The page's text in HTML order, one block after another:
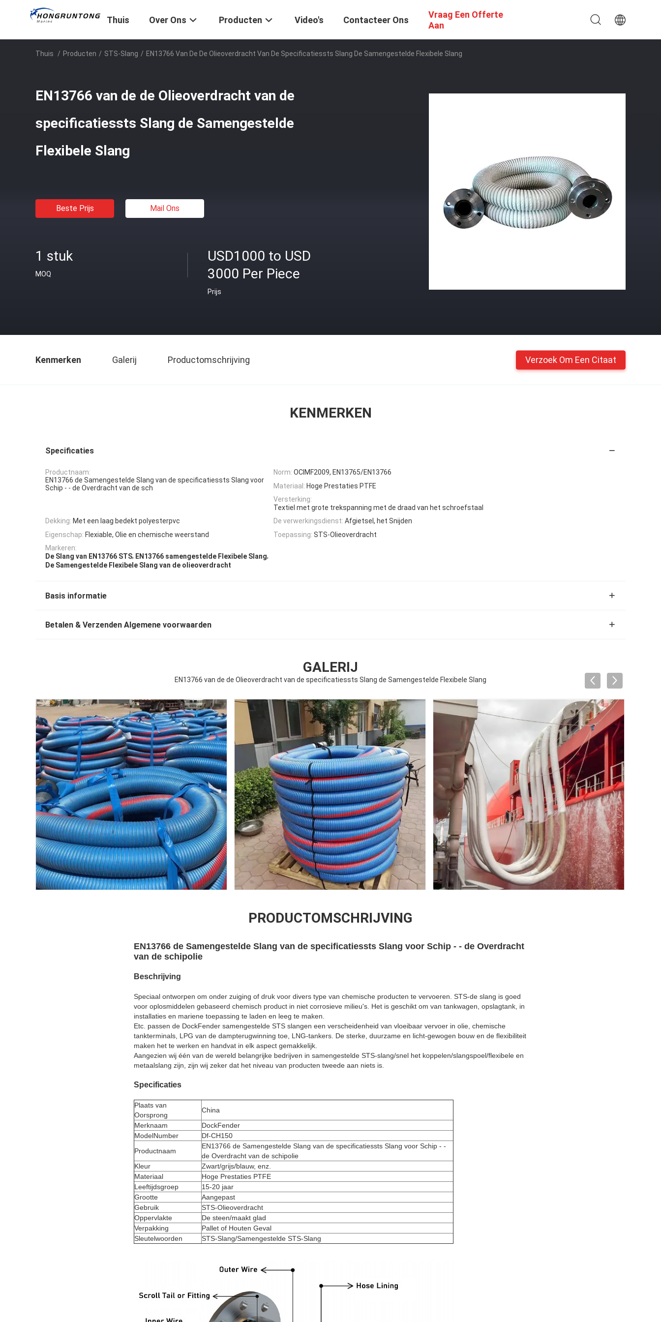
Thuis Over Ons Producten Video's Contacteer Ons
Vraag Een Offerte
Aan
Thuis / Producten / STS-Slang / EN13766 Van De De Olieoverdracht Van De Specificatiessts Slang De Samengestelde Flexibele Slang
EN13766 van de de Olieoverdracht van de
specificatiessts Slang de Samengestelde
Flexibele Slang
Beste Prijs Mail Ons
1 stuk
MOQ
USD1000 to USD
3000 Per Piece
Prijs
Kenmerken Galerij Productomschrijving Verzoek Om Een Citaat
KENMERKEN
Specificaties
Productnaam:
EN13766 de Samengestelde Slang van de specificatiessts Slang voor
Schip - - de Overdracht van de sch
Norm: OCIMF2009, EN13765/EN13766
Materiaal: Hoge Prestaties PTFE
Versterking:
Textiel met grote trekspanning met de draad van het schroefstaal
Dekking: Met een laag bedekt polyesterpvc De verwerkingsdienst: Afgietsel, het Snijden
Eigenschap: Flexiable, Olie en chemische weerstand Toepassing: STS-Olieoverdracht
Markeren:
De Slang van EN13766 STS, EN13766 samengestelde Flexibele Slang,
De Samengestelde Flexibele Slang van de olieoverdracht
Basis informatie
Betalen & Verzenden Algemene voorwaarden
GALERIJ
EN13766 van de de Olieoverdracht van de specificatiessts Slang de Samengestelde Flexibele Slang
PRODUCTOMSCHRIJVING
EN13766 de Samengestelde Slang van de specificatiessts Slang voor Schip - - de Overdracht
van de schipolie
Beschrijving
Speciaal ontworpen om onder zuiging of druk voor divers type van chemische producten te vervoeren. STS-de slang is goed
voor oplosmiddelen gebaseerd chemisch product in niet corrosieve milieu's. Het is geschikt om van tankwagen, opslagtank, in
installaties en mariene toepassing te laden en leeg te maken.
Etc. passen de DockFender samengestelde STS slangen een verscheidenheid van vloeibaar vervoer in olie, chemische
tankterminals, LPG van de dampterugwinning toe, LNG-tankers. De sterke, duurzame en licht-gewogen bouw en de flexibiliteit
maken het te werken en handvat in elk aspect gemakkelijk.
Aangezien wij één van de wereld belangrijke bedrijven in samengestelde STS-slang/snel het koppelen/slangspoel/flexibele en
metaalslang zijn, zijn wij zeker dat het niveau van producten tweede aan niets is.
Specificaties
Plaats van
Oorsprong
China
Merknaam
DockFender
ModelNumber
Df-CH150
Productnaam
EN13766 de Samengestelde Slang van de specificatiessts Slang voor Schip - -
de Overdracht van de schipolie
Kleur
Zwart/grijs/blauw, enz.
Materiaal
Hoge Prestaties PTFE
Leeftijdsgroep
15-20 jaar
Grootte
Aangepast
Gebruik
STS-Olieoverdracht
Oppervlakte
De steen/maakt glad
Verpakking
Pallet of Houten Geval
Sleutelwoorden
STS-Slang/Samengestelde STS-Slang